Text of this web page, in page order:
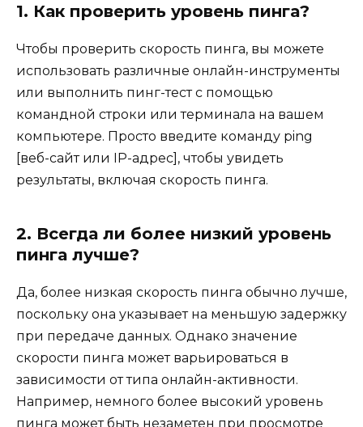
1. Как проверить уровень пинга?
Чтобы проверить скорость пинга, вы можете
использовать различные онлайн-инструменты
или выполнить пинг-тест с помощью
командной строки или терминала на вашем
компьютере. Просто введите команду ping
[веб-сайт или IP-адрес], чтобы увидеть
результаты, включая скорость пинга.
2. Всегда ли более низкий уровень
пинга лучше?
Да, более низкая скорость пинга обычно лучше,
поскольку она указывает на меньшую задержку
при передаче данных. Однако значение
скорости пинга может варьироваться в
зависимости от типа онлайн-активности.
Например, немного более высокий уровень
пинга может быть незаметен при просмотре